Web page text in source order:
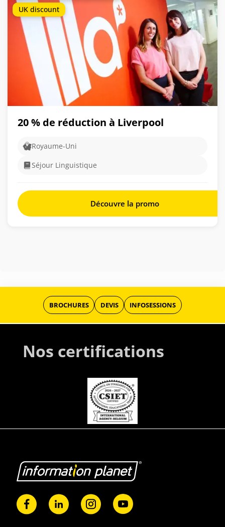
UK discount
20 % de réduction à Liverpool
Royaume-Uni
Séjour Linguistique
Découvre la promo
BROCHURES DEVIS INFOSESSIONS
Nos certifications